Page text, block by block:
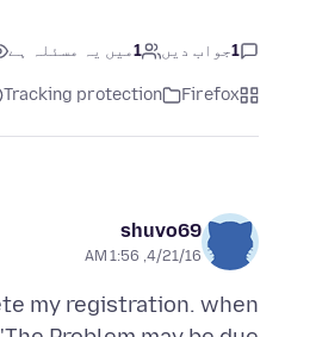
1جواب دیں 1میں یہ مسئلہ ہے
Firefox
Tracking protection
shuvo69
4/21/16, 1:56 AM
my registration. when